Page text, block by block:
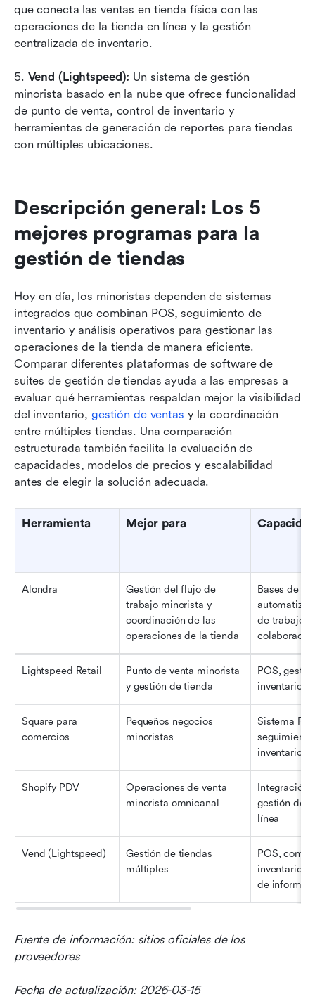
que conecta las ventas en tienda física con las
operaciones de la tienda en línea y la gestión
centralizada de inventario.
5. Vend (Lightspeed): Un sistema de gestión
minorista basado en la nube que ofrece funcionalidad
de punto de venta, control de inventario y
herramientas de generación de reportes para tiendas
con múltiples ubicaciones.
Descripción general: Los 5
mejores programas para la
gestión de tiendas
Hoy en día, los minoristas dependen de sistemas
integrados que combinan POS, seguimiento de
inventario y análisis operativos para gestionar las
operaciones de la tienda de manera eficiente.
Comparar diferentes plataformas de software de
suites de gestión de tiendas ayuda a las empresas a
evaluar qué herramientas respaldan mejor la visibilidad
del inventario, gestión de ventas y la coordinación
entre múltiples tiendas. Una comparación
estructurada también facilita la evaluación de
capacidades, modelos de precios y escalabilidad
antes de elegir la solución adecuada.
Herramienta Mejor para
Alondra
Gestión del flujo de
trabajo minorista y
coordinación de las
operaciones de la tienda
Bases de
de trabajo y
Lightspeed Retail
Punto de venta minorista
y gestión de tienda
POS,
inventario,
Square para
comercios
Pequeños negocios
minoristas
Sistema
inventario
Shopify PDV
Operaciones de venta
minorista omnicanal
Integración
gestión de
línea
Vend (Lightspeed)
Gestión de tiendas
múltiples
POS,
inventario,
de informes
Fuente de información: sitios oficiales de los
proveedores
Fecha de actualización: 2026-03-15